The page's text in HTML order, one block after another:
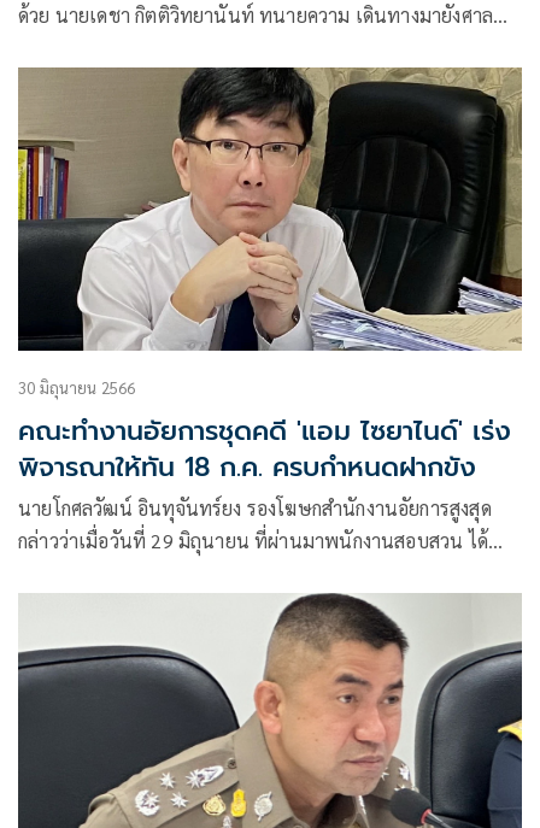
ด้วย นายเดชา กิตติวิทยานันท์ ทนายความ เดินทางมายังศาล
รังสิวุฒาภรณ์ หรือ แอม ไซยาไนด์
30 มิถุนายน 2566
คณะทำงานอัยการชุดคดี 'แอม ไซยาไนด์' เร่ง
พิจารณาให้ทัน 18 ก.ค. ครบกำหนดฝากขัง
นายโกศลวัฒน์ อินทุจันทร์ยง รองโฆษกสำนักงานอัยการสูงสุด
กล่าวว่าเมื่อวันที่ 29 มิถุนายน ที่ผ่านมาพนักงานสอบสวน ได้นำ
วุฒาภรณ์ หรือเเอมไซยาไนด์ ในความฐาน ฆ่าผู้อื่นโดยไตร่ตรอง